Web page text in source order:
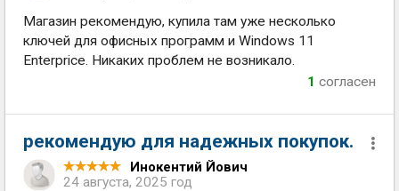
Магазин рекомендую, купила там уже несколько
ключей для офисных программ и Windows 11
Enterprice. Никаких проблем не возникало.
1 согласен
рекомендую для надежных покупок.
Инокентий Йович
24 августа, 2025 год